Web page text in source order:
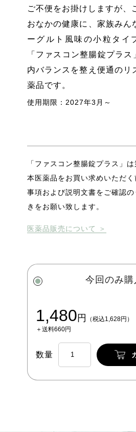
ご不便をお掛けしますが、
おなかの健康に、家族みん
ーグルト風味の小粒タイ
「ファスコン整腸錠プラ
内バランスを整え便通のリ
薬品です。
使用期限：2027年3月～
「ファスコン整腸錠プラス」
本医薬品をお買い求めいただ
事項および説明文書をご確認
きをお願い致します。
医薬品販売について ＞
今回のみ購
1,480円
（税込1,628円）
＋送料660円
数量